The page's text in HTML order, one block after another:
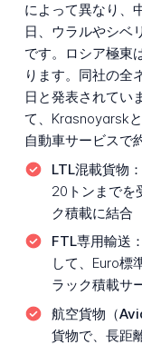
によって異なり、
日、ウラルやシベ
です。ロシア極東
ります。同社の全
日と発表されてい
て、Krasnoyarsk
自動車サービスで
LTL混載貨物：
20トンまでを
ク積載に結合
FTL専用輸送：
して、Euro標
ラック積載サ
航空貨物（
貨物で、長距